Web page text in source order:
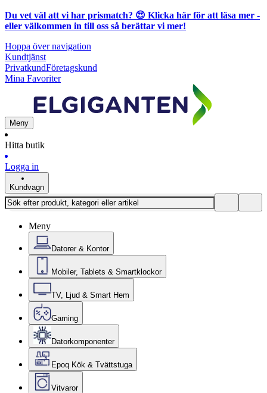
Du vet väl att vi har prismatch? 😍 Klicka här för att läsa mer -
eller välkommen in till oss så berättar vi mer!
Hoppa över navigation
Kundtjänst
PrivatkundFöretagskund
Mina Favoriter
Meny
Hitta butik
Logga in
Kundvagn
Meny
Datorer & Kontor
Mobiler, Tablets & Smartklockor
TV, Ljud & Smart Hem
Gaming
Datorkomponenter
Epoq Kök & Tvättstuga
Vitvaror